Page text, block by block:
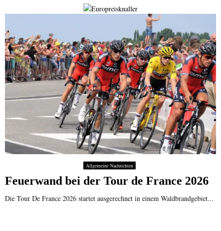
Allgemeine Nachrichten
Feuerwand bei der Tour de France 2026
Die Tour De France 2026 startet ausgerechnet in einem Waldbrandgebiet...